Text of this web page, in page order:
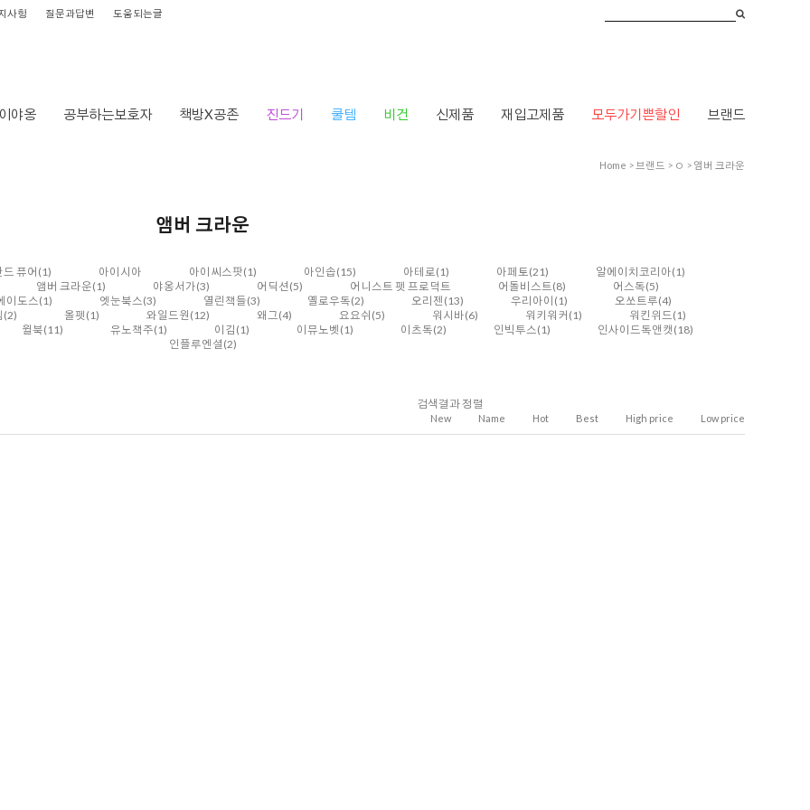
사항 질문과답변 도움되는글
야옹 공부하는보호자 책방X공존 진드기 쿨템 비건 신제품 재입고제품 모두가기쁜할인 브랜드
Home > 브랜드 > ㅇ > 앰버 크라운
앰버 크라운
퓨어 (1) 아이시아 아이씨스팟(1) 아인솝(15) 아테로(1) 아페토(21) 알에이치코리아(1)
앰버 크라운(1) 야옹서가(3) 어딕션 (5) 어니스트 펫 프로덕트 어돌비스트(8) 어스독(5)
이도스(1) 엣눈북스(3) 열린책들(3) 옐로우독(2) 오리젠 (13) 우리아이 (1) 오쏘트루(4)
(2) 올펫 (1) 와일드원 (12) 왜그(4) 요요쉬 (5) 워시바(6) 워키워커 (1) 워킨위드(1)
윌북(11) 유노책주(1) 이김 (1) 이뮤노벳 (1) 이츠독(2) 인빅투스(1) 인사이드독앤캣 (18)
인플루엔셜 (2)
검색결과 정렬
New Name Hot Best High price Low price